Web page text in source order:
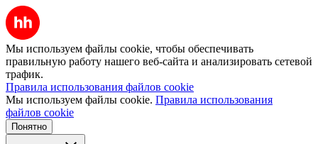
Мы используем файлы cookie, чтобы обеспечивать
правильную работу нашего веб-сайта и анализировать сетевой
трафик.
Правила использования файлов cookie
Мы используем файлы cookie. Правила использования
файлов cookie
Понятно